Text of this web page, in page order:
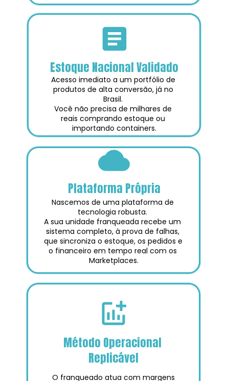
Estoque Nacional Validado
Acesso imediato a um portfólio de
produtos de alta conversão, já no
Brasil.
Você não precisa de milhares de
reais comprando estoque ou
importando containers.
Plataforma Própria
Método Operacional
Replicável
Nascemos de uma plataforma de
tecnologia robusta.
A sua unidade franqueada recebe um
sistema completo, à prova de falhas,
que sincroniza o estoque, os pedidos e
o financeiro em tempo real com os
Marketplaces.